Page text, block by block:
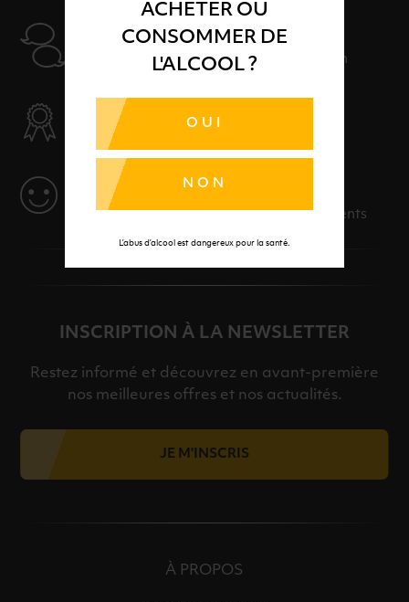
ACHETER OU
CONSOMMER DE
L'ALCOOL ?
OUI
NON
L’abus d’alcool est dangereux pour la santé.
AIDE
Nos conseillers sont à votre disposition
SÉLECTION & QUALITÉ
Des produits sélectionnés avec soins
SERVICE
Des solutions adaptées à vos événements
INSCRIPTION À LA NEWSLETTER
Restez informé et découvrez en avant-première
nos meilleures offres et nos actualités.
JE M'INSCRIS
À PROPOS